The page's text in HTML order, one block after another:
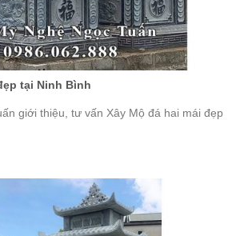
tại Ninh Bình
giới thiệu, tư vấn Xây Mộ đá hai mái đẹp